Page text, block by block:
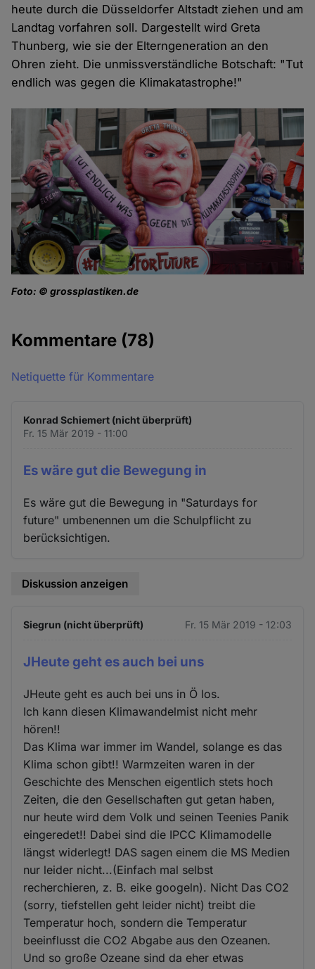
heute durch die Düsseldorfer Altstadt ziehen und am
Landtag vorfahren soll. Dargestellt wird Greta
Thunberg, wie sie der Elterngeneration an den
Ohren zieht. Die unmissverständliche Botschaft: "Tut
endlich was gegen die Klimakatastrophe!"
Foto: © grossplastiken.de
Kommentare (78)
Netiquette für Kommentare
Konrad Schiemert (nicht überprüft)
Fr. 15 Mär 2019 - 11:00
Es wäre gut die Bewegung in
Es wäre gut die Bewegung in "Saturdays for
future" umbenennen um die Schulpflicht zu
berücksichtigen.
Diskussion anzeigen
Siegrun (nicht überprüft) Fr. 15 Mär 2019 - 12:03
JHeute geht es auch bei uns
JHeute geht es auch bei uns in Ö los.
Ich kann diesen Klimawandelmist nicht mehr
hören!!
Das Klima war immer im Wandel, solange es das
Klima schon gibt!! Warmzeiten waren in der
Geschichte des Menschen eigentlich stets hoch
Zeiten, die den Gesellschaften gut getan haben,
nur heute wird dem Volk und seinen Teenies Panik
eingeredet!! Dabei sind die IPCC Klimamodelle
längst widerlegt! DAS sagen einem die MS Medien
nur leider nicht...(Einfach mal selbst
recherchieren, z. B. eike googeln). Nicht Das CO2
(sorry, tiefstellen geht leider nicht) treibt die
Temperatur hoch, sondern die Temperatur
beeinflusst die CO2 Abgabe aus den Ozeanen.
Und so große Ozeane sind da eher etwas